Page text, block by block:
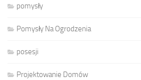
pomysły
Pomysły Na Ogrodzenia
posesji
Projektowanie Domów